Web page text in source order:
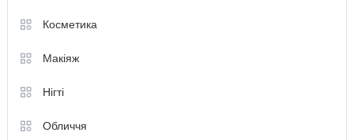
Косметика
Макіяж
Нігті
Обличчя